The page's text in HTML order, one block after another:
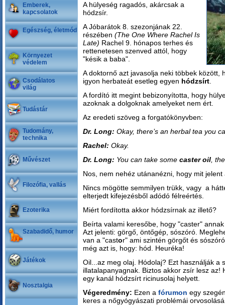
Emberek,
kapcsolatok
Egészség, életmód
Környezet
védelem
Csodálatos
világ
Tudástár
Tudomány,
technika
Művészet
Filozófia, vallás
Ezoterika
Szabadidő, humor
Játékok
Nosztalgia
A hülyeség ragadós, akárcsak a
hódzsír.
A Jóbarátok 8. szezonjának 22.
részében (The One Where Rachel Is
Late) Rachel 9. hónapos terhes és
rettenetesen szenved attól, hogy
"késik a baba".
A doktornő azt javasolja neki többek között,
igyon herbateát esetleg egyen hódzsírt
A fordító itt megint bebizonyította, hogy
azoknak a dolgoknak amelyeket nem ért.
Az eredeti szöveg a forgatókönyvben:
Dr. Long: Okay, there’s an herbal tea you
Rachel: Okay.
Dr. Long: You can take some caster oil ,
Nos, nem nehéz utánanézni, hogy mit
Nincs mögötte semmilyen trükk, vagy a
elterjedt kifejezésből adódó félreértés.
Miért fordította akkor hódzsírnak az illető?
Beírta valami keresőbe, hogy "caster"
Azt jelenti: görgő, öntőgép, sószóró.
van a "castor" ami szintén görgőt és
még azt is, hogy: hód. Heuréka!
Oil...az meg olaj. Hódolaj? Ezt használják a
illatalapanyagnak. Biztos akkor zsír lesz az!
egy kanál hódzsírt ricinusolaj helyett.
Végeredmény: Ezen a fórumon egy
keres a nőgyógyászati problémái